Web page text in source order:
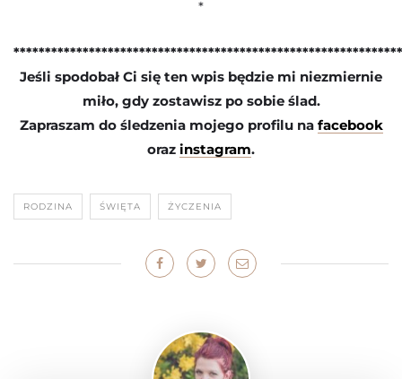
*
Jeśli spodobał Ci się ten wpis będzie mi niezmiernie
miło, gdy zostawisz po sobie ślad.
Zapraszam do śledzenia mojego profilu na facebook
oraz instagram.
RODZINA ŚWIĘTA ŻYCZENIA